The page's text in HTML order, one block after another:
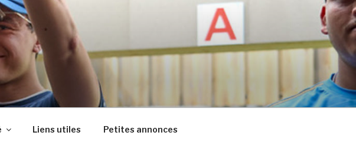
Liens utiles Petites annonces